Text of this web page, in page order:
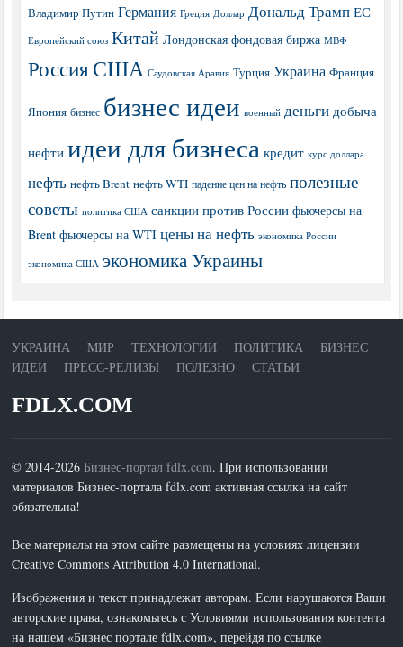
Владимир Путин Германия Греция Доллар Дональд Трамп ЕС
Европейский союз Китай Лондонская фондовая биржа МВФ
РоссияСША Саудовская Аравия Турция Украина Франция
Япония бизнес бизнес идеи военный деньги добыча
нефти идеи для бизнеса кредит курс доллара
нефть нефть Brent нефть WTI падение цен на нефть полезные
советы политика США санкции против России фьючерсы на
Brent фьючерсы на WTI цены на нефть экономика России
экономика США экономика Украины
УКРАИНА МИР ТЕХНОЛОГИИ ПОЛИТИКА
БИЗНЕС
ИДЕИ
ПРЕСС-РЕЛИЗЫ ПОЛЕЗНО СТАТЬИ
FDLX.COM
© 2014-2026Бизнес-портал fdlx.com. При использовании
материалов Бизнес-портала fdlx.com активная ссылка на сайт
обязательна!
Все материалы на этом сайте размещены на условиях лицензии
Creative Commons Attribution 4.0 International.
Изображения и текст принадлежат авторам. Если нарушаются Ваши
авторские права, ознакомьтесь с Условиями использования контента
на нашем «Бизнес портале fdlx.com», перейдя по ссылке